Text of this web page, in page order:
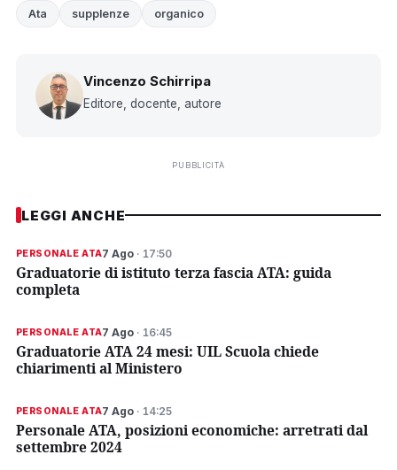
Ata supplenze organico
Vincenzo Schirripa
Editore, docente, autore
PUBBLICITÀ
LEGGI ANCHE
PERSONALE ATA7 Ago · 17:50
Graduatorie di istituto terza fascia ATA: guida
completa
PERSONALE ATA7 Ago · 16:45
Graduatorie ATA 24 mesi: UIL Scuola chiede
chiarimenti al Ministero
PERSONALE ATA7 Ago · 14:25
Personale ATA, posizioni economiche: arretrati dal
settembre 2024